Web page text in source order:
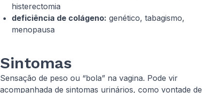
histerectomia
deficiência de colágeno: genético, tabagismo,
menopausa
Sintomas
Sensação de peso ou “bola” na vagina. Pode vir
acompanhada de sintomas urinários, como vontade de